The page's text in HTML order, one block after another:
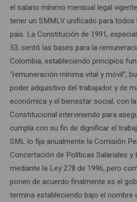
el salario mínimo mensual legal
tener un SMMLV unificado para
país. La Constitución de 1991,
53, sentó las bases para la
Colombia, estableciendo principios
“remuneración mínima vital y móvil”,
poder adquisitivo del trabajador y de
económica y el bienestar social, con
Constitucional interviniendo para
cumpla con su fin de dignificar el
SML lo fija anualmente la Comisión
Concertación de Políticas Salariales y
mediante la Ley 278 de 1996, pero
ponen de acuerdo finalmente es el
termina estableciendo bajo el nombre